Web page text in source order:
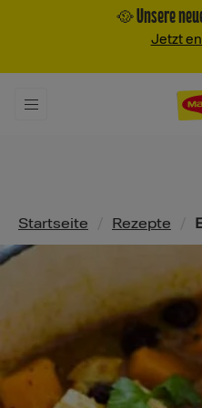
🥘 Unsere
Jetzt
Pfadnavigation
Startseite Rezepte